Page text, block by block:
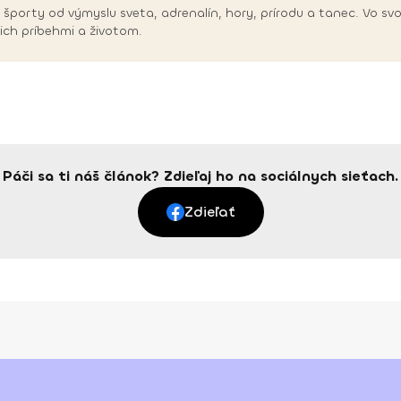
od výmyslu sveta, adrenalín, hory, prírodu a tanec. Vo
príbehmi a životom.
Páči sa ti náš článok? Zdieľaj ho na sociálnych sieťach.
Zdieľať